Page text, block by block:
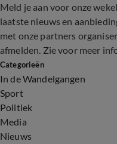
Meld je aan voor onze
laatste nieuws en
met onze partners
afmelden. Zie voor meer
Categorieën
In de Wandelgangen
Sport
Politiek
Media
Nieuws